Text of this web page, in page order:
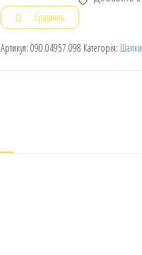
Сравнить
Артикул: 090.04957.098 Категорія: